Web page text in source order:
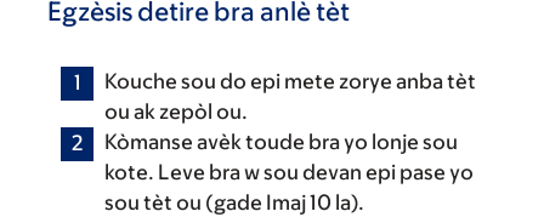
Egzèsis detire bra anlè tèt
Kouche sou do epi mete zorye anba tèt
ou ak zepòl ou.
Kòmanse avèk toude bra yo lonje sou
kote. Leve bra w sou devan epi pase yo
sou tèt ou (gade Imaj 10 la).